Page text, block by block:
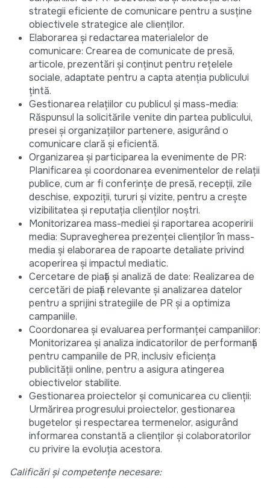
strategii eficiente de comunicare pentru a susține
obiectivele strategice ale clienților.
Elaborarea și redactarea materialelor de
comunicare: Crearea de comunicate de presă,
articole, prezentări și conținut pentru rețelele
sociale, adaptate pentru a capta atenția publicului
țintă.
Gestionarea relațiilor cu publicul și mass-media:
Răspunsul la solicitările venite din partea publicului,
presei și organizațiilor partenere, asigurând o
comunicare clară și eficientă.
Organizarea și participarea la evenimente de PR:
Planificarea și coordonarea evenimentelor de relații
publice, cum ar fi conferințe de presă, recepții, zile
deschise, expoziții, tururi și vizite, pentru a crește
vizibilitatea și reputația clienților noștri.
Monitorizarea mass-mediei și raportarea acoperirii
media: Supravegherea prezenței clienților în mass-
media și elaborarea de rapoarte detaliate privind
acoperirea și impactul mediatic.
Cercetare de piață și analiză de date: Realizarea de
cercetări de piață relevante și analizarea datelor
pentru a sprijini strategiile de PR și a optimiza
campaniile.
Coordonarea și evaluarea performanței campaniilor:
Monitorizarea și analiza indicatorilor de performanță
pentru campaniile de PR, inclusiv eficiența
publicității online, pentru a asigura atingerea
obiectivelor stabilite.
Gestionarea proiectelor și comunicarea cu clienții:
Urmărirea progresului proiectelor, gestionarea
bugetelor și respectarea termenelor, asigurând
informarea constantă a clienților și colaboratorilor
cu privire la evoluția acestora.
Calificări și competențe necesare: